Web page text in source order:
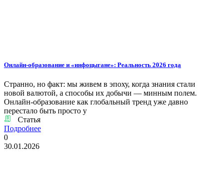
Онлайн-образование и «инфоцыгане»: Реальность 2026 года
Странно, но факт: мы живем в эпоху, когда знания стали
новой валютой, а способы их добычи — минным полем.
Онлайн-образование как глобальный тренд уже давно
перестало быть просто у
Статья
Подробнее
0
30.01.2026